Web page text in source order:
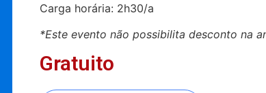
Carga horária: 2h30/a
*Este evento não possibilita desconto na
Gratuito